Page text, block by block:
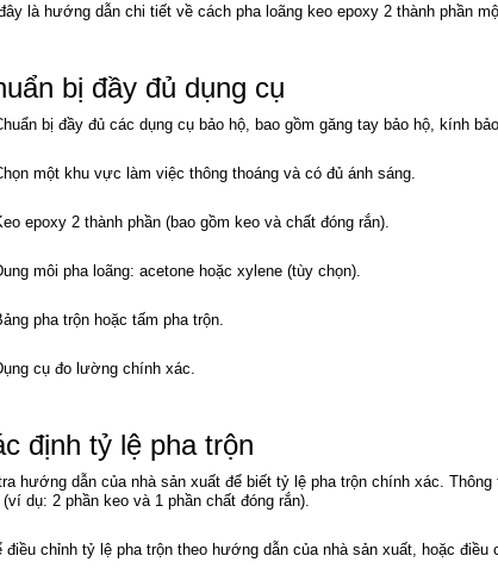
là hướng dẫn chi tiết về cách pha loãng keo epoxy 2 thành phần
bị đầy đủ dụng cụ
bị đầy đủ các dụng cụ bảo hộ, bao gồm găng tay bảo hộ, kính
một khu vực làm việc thông thoáng và có đủ ánh sáng.
epoxy 2 thành phần (bao gồm keo và chất đóng rắn).
môi pha loãng: acetone hoặc xylene (tùy chọn).
pha trộn hoặc tấm pha trộn.
cụ đo lường chính xác.
định tỷ lệ pha trộn
hướng dẫn của nhà sản xuất để biết tỷ lệ pha trộn chính xác.
dụ: 2 phần keo và 1 phần chất đóng rắn).
điều chỉnh tỷ lệ pha trộn theo hướng dẫn của nhà sản xuất, hoặc